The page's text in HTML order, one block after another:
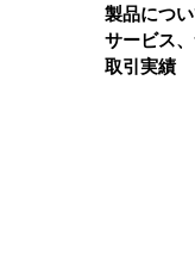
製品につ
サービス
取引実績